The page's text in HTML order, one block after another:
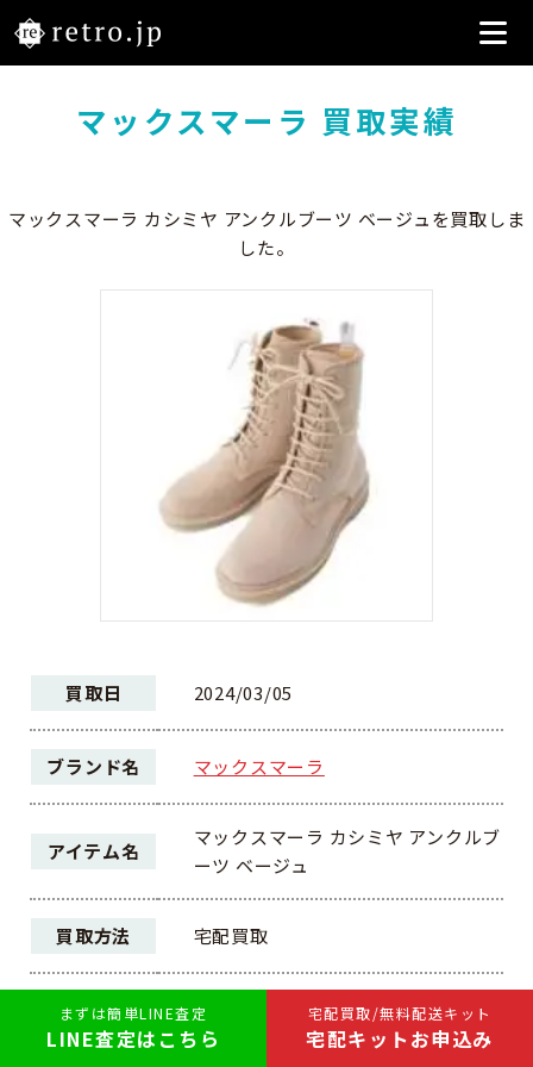
宅配買取/無料配送キット
宅配キットお申込み
まずは簡単LINE査定
LINE査定はこちら
マックスマーラ 買取実績
マックスマーラ カシミヤ アンクルブーツ ベージュを買取しま
した。
買取日 2024/03/05
ブランド名 マックスマーラ
アイテム名
マックスマーラ カシミヤ アンクルブ
ーツ ベージュ
買取方法 宅配買取
ランク
未使用
（新古品）